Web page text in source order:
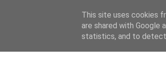
This site uses cookies
are shared with Google
statistics, and to detect